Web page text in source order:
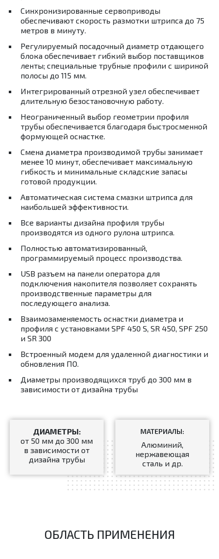
Синхронизированные сервоприводы
обеспечивают скорость размотки штрипса до 75
метров в минуту.
Регулируемый посадочный диаметр отдающего
блока обеспечивает гибкий выбор поставщиков
ленты; специальные трубные профили с шириной
полосы до 115 мм.
Интегрированный отрезной узел обеспечивает
длительную безостановочную работу.
Неограниченный выбор геометрии профиля
трубы обеспечивается благодаря быстросменной
формующей оснастке.
Смена диаметра производимой трубы занимает
менее 10 минут, обеспечивает максимальную
гибкость и минимальные складские запасы
готовой продукции.
Автоматическая система смазки штрипса для
наибольшей эффективности.
Все варианты дизайна профиля трубы
производятся из одного рулона штрипса.
Полностью автоматизированный,
программируемый процесс производства.
USB разъем на панели оператора для
подключения накопителя позволяет сохранять
производственные параметры для
последующего анализа.
Взаимозаменяемость оснастки диаметра и
профиля с установками SPF 450 S, SR 450, SPF 250
и SR 300
Встроенный модем для удаленной диагностики и
обновления ПО.
Диаметры производящихся труб до 300 мм в
зависимости от дизайна трубы
ДИАМЕТРЫ:
от 50 мм до 300 мм
в зависимости от
дизайна трубы
МАТЕРИАЛЫ:
Алюминий,
нержавеющая
сталь и др.
ОБЛАСТЬ ПРИМЕНЕНИЯ